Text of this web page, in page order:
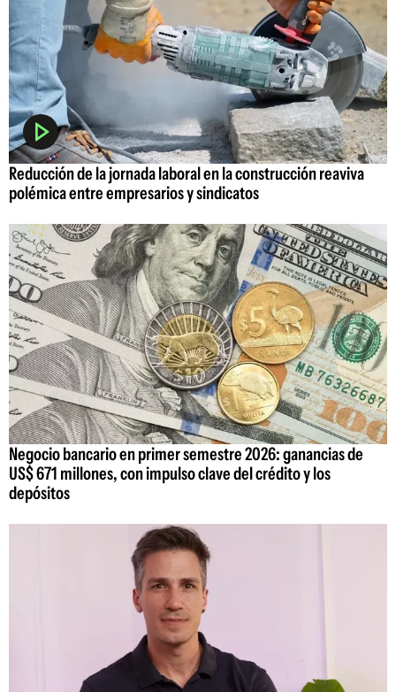
Reducción de la jornada laboral en la construcción reaviva
polémica entre empresarios y sindicatos
Negocio bancario en primer semestre 2026: ganancias de
US$ 671 millones, con impulso clave del crédito y los
depósitos